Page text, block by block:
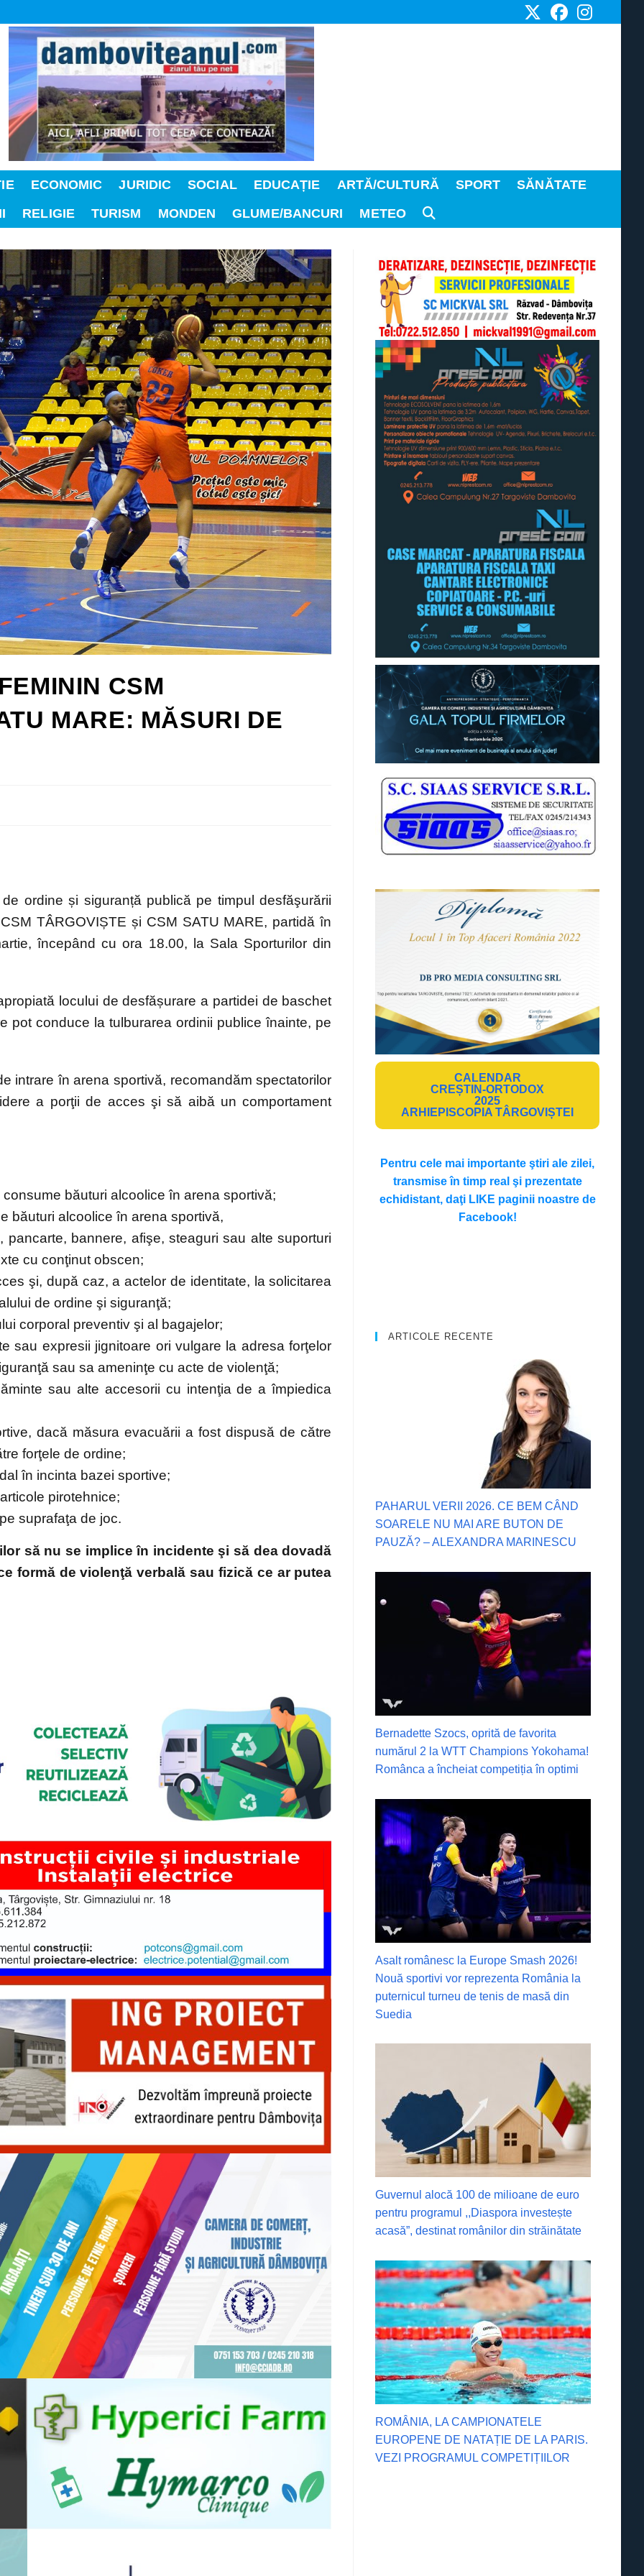
ECONOMIC JURIDIC SOCIAL EDUCAȚIE ARTĂ/CULTURĂ SPORT
SĂNĂTATE
RELIGIE TURISM MONDEN GLUME/BANCURI METEO TOGGLE
SEARCH
CSM
MARE: MĂSURI DE
ordine și siguranță publică pe timpul desfăşurării
TÂRGOVIȘTE și CSM SATU MARE, partidă în
începând cu ora 18.00, la Sala Sporturilor din
locului de desfășurare a partidei de baschet
pot conduce la tulburarea ordinii publice înainte, pe
intrare în arena sportivă, recomandăm spectatorilor
a porţii de acces şi să aibă un comportament
băuturi alcoolice în arena sportivă;
băuturi alcoolice în arena sportivă,
bannere, afişe, steaguri sau alte suporturi
cu conţinut obscen;
şi, după caz, a actelor de identitate, la solicitarea
de ordine şi siguranţă;
corporal preventiv şi al bagajelor;
sau expresii jignitoare ori vulgare la adresa forţelor
sau sa ameninţe cu acte de violenţă;
sau alte accesorii cu intenţia de a împiedica
dacă măsura evacuării a fost dispusă de către
forţele de ordine;
în incinta bazei sportive;
pirotehnice;
suprafaţa de joc.
să nu se implice în incidente şi să dea dovadă
formă de violenţă verbală sau fizică ce ar putea
CALENDAR
CREȘTIN-ORTODOX
2025
ARHIEPISCOPIA TÂRGOVIȘTEI
Pentru cele mai importante ştiri ale zilei,
transmise în timp real şi prezentate
echidistant, daţi LIKE paginii noastre de
Facebook!
ARTICOLE RECENTE
PAHARUL VERII 2026. CE BEM CÂND
SOARELE NU MAI ARE BUTON DE
PAUZĂ? – ALEXANDRA MARINESCU
Bernadette Szocs, oprită de favorita
numărul 2 la WTT Champions Yokohama!
Românca a încheiat competiția în optimi
Asalt românesc la Europe Smash 2026!
Nouă sportivi vor reprezenta România la
puternicul turneu de tenis de masă din
Suedia
Guvernul alocă 100 de milioane de euro
pentru programul ,,Diaspora investește
acasă”, destinat românilor din străinătate
ROMÂNIA, LA CAMPIONATELE
EUROPENE DE NATAȚIE DE LA PARIS.
VEZI PROGRAMUL COMPETIȚIILOR